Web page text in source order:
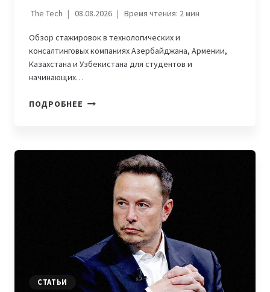
The Tech 08.08.2026 Время чтения: 2мин
Обзор стажировок в технологических и
консалтинговых компаниях Азербайджана, Армении,
Казахстана и Узбекистана для студентов и
начинающих…
ПОДРОБНЕЕ 10
КОМПАНИЯХ
ЦЕНТРАЛЬНОЙ
КАВКАЗА
СТАТЬИ